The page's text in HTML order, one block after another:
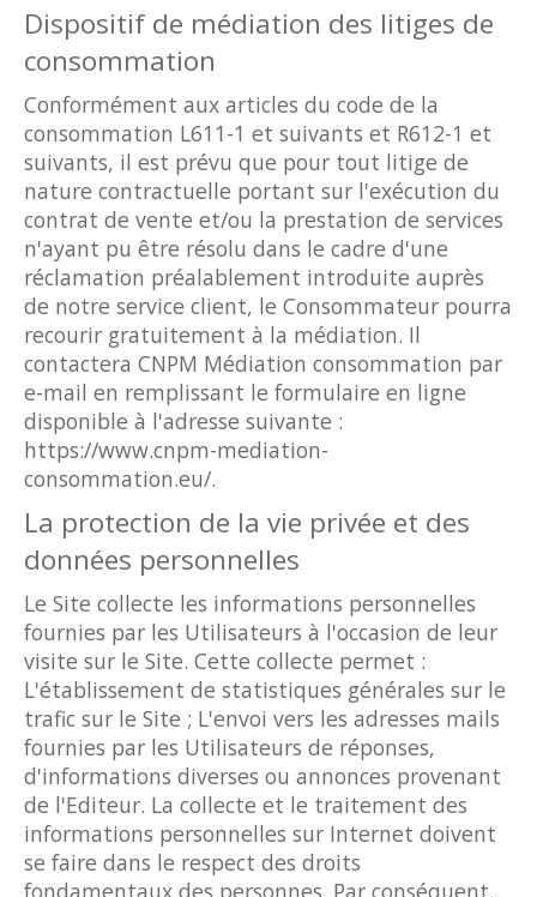
Dispositif de médiation des litiges de
consommation
Conformément aux articles du code de la
consommation L611-1 et suivants et R612-1 et
suivants, il est prévu que pour tout litige de
nature contractuelle portant sur l'exécution du
contrat de vente et/ou la prestation de services
n'ayant pu être résolu dans le cadre d'une
réclamation préalablement introduite auprès
de notre service client, le Consommateur pourra
recourir gratuitement à la médiation. Il
contactera CNPM Médiation consommation par
e-mail en remplissant le formulaire en ligne
disponible à l'adresse suivante :
https://www.cnpm-mediation-
consommation.eu/.
La protection de la vie privée et des
données personnelles
Le Site collecte les informations personnelles
fournies par les Utilisateurs à l'occasion de leur
visite sur le Site. Cette collecte permet :
L'établissement de statistiques générales sur le
trafic sur le Site ; L'envoi vers les adresses mails
fournies par les Utilisateurs de réponses,
d'informations diverses ou annonces provenant
de l'Editeur. La collecte et le traitement des
informations personnelles sur Internet doivent
se faire dans le respect des droits
fondamentaux des personnes. Par conséquent,